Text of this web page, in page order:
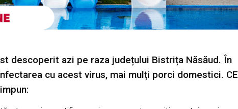
descoperit azi pe raza județului Bistrița Năsăud. În
cu acest virus, mai mulți porci domestici. CE